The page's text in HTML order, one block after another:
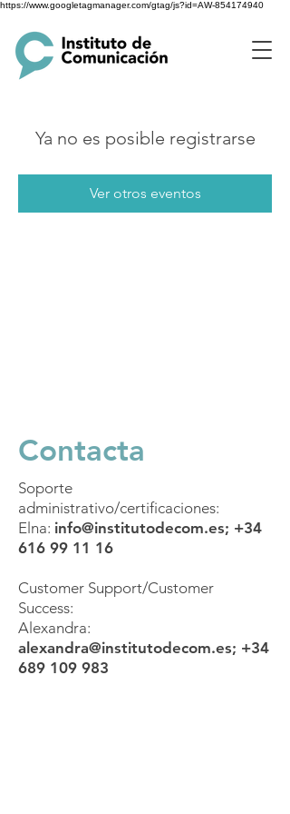
https://www.googletagmanager.com/gtag/js?id=AW-854174940
Ya no es posible registrarse
Ver otros eventos
Contacta
Soporte
administrativo/certificaciones:
Elna: info@institutodecom.es; +34
616 99 11 16
Customer Support/Customer
Success:
Alexandra:
alexandra@institutodecom.es; +34
689 109 983